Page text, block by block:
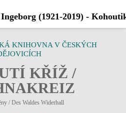
KNIHOVNA V ČESKÝCH
KŘÍŽ /
/ Des Waldes Widerhall
(1921-2019) -